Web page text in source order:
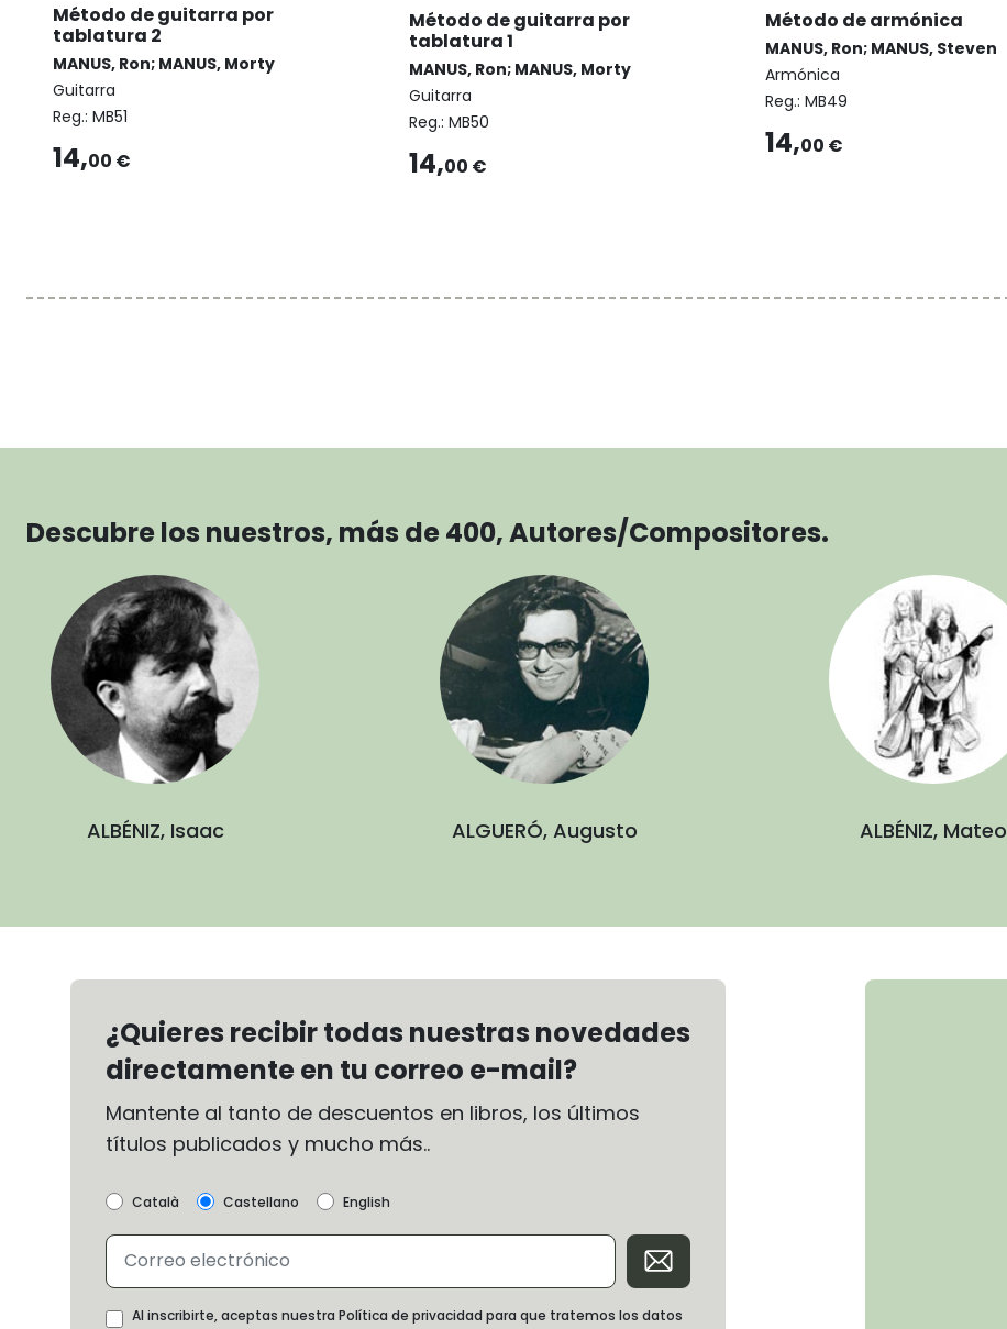
Método de guitarra por
tablatura 2
MANUS, Ron; MANUS, Morty
Guitarra
Reg.: MB51
14,00 €
Método de guitarra por
tablatura 1
MANUS, Ron; MANUS, Morty
Guitarra
Reg.: MB50
14,00 €
Método de armónica
MANUS, Ron; MANUS, Steven
Armónica
Reg.: MB49
14,00 €
Descubre los nuestros, más de 400, Autores/Compositores.
ALBÉNIZ, Isaac ALGUERÓ, Augusto ALBÉNIZ, Mateo
¿Quieres recibir todas nuestras novedades
directamente en tu correo e-mail?
Mantente al tanto de descuentos en libros, los últimos
títulos publicados y mucho más..
Català Castellano English
Al inscribirte, aceptas nuestra Política de privacidad para que tratemos los datos